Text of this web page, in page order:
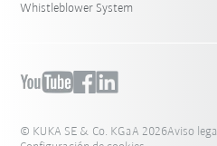
Whistleblower System
© KUKA SE & Co. KGaA 2026Aviso legal